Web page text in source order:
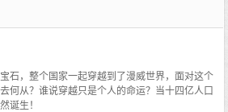
一千二百米处的岩壳里，竟然镶嵌着一架日式
自然力？如果不是扯淡的空间扭曲，那么，是什
里？！或者，这是战败前，日本军队进行的别具
，我们作为数支勘探队中的一股，凭着绝大的勇
进入地层，开始了惊悚诡异的旅程。直到现在，
没有唯物主义者坚定的信仰，在看到地层中埋藏
人绝望的黑暗中坚持下去吗？
石，整个国家一起穿越到了漫威世界，面对这个
何从？谁说穿越只是个人的命运？当十四亿人口
诞生！